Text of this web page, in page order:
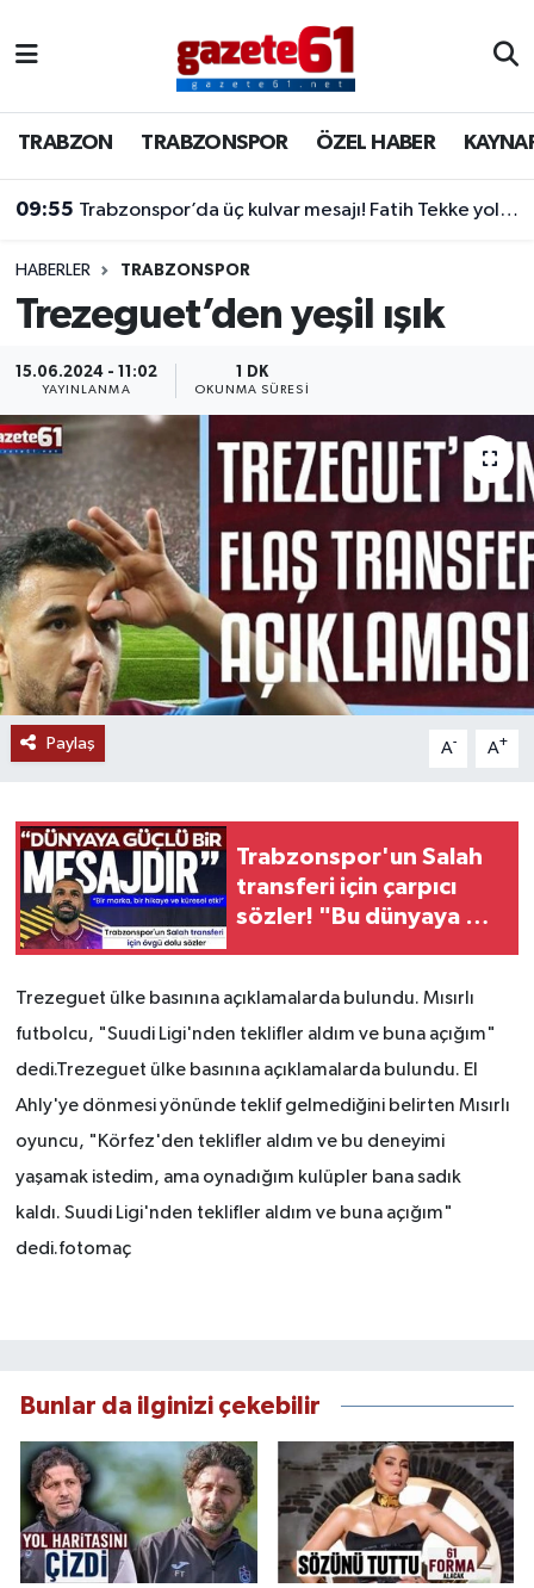
TRABZON TRABZONSPOR ÖZEL HABER
09:55 Trabzonspor’da üç kulvar mesajı! Fatih Tekke yol haritasını açıkladı
HABERLER TRABZONSPOR
Trezeguet’den yeşil ışık
15.06.2024 - 11:02
YAYINLANMA
1 DK
OKUNMA SÜRESI
Paylaş A- A+
Trabzonspor'un Salah
transferi için çarpıcı
sözler! "Bu dünyaya bir
Trezeguet ülke basınına açıklamalarda bulundu. Mısırlı
futbolcu, "Suudi Ligi'nden teklifler aldım ve buna açığım"
dedi.Trezeguet ülke basınına açıklamalarda bulundu. El
Ahly'ye dönmesi yönünde teklif gelmediğini belirten Mısırlı
oyuncu, "Körfez'den teklifler aldım ve bu deneyimi
yaşamak istedim, ama oynadığım kulüpler bana sadık
kaldı. Suudi Ligi'nden teklifler aldım ve buna açığım"
dedi.fotomaç
Bunlar da ilginizi çekebilir
TRABZONSPOR
ÖZEL HABER
KAYNAR KAZAN
SİYASET
GÜNDEM
Trabzon Nöbetçi Eczaneler
Trabzon Hava Durumu
Trabzon Namaz Vakitleri
Trabzon Trafik Yoğunluk Haritası
Süper Lig Puan Durumu ve Fikstür
Tüm Manşetler
Son Dakika Haberleri
Haber Arşivi